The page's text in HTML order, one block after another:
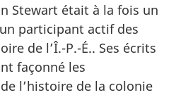
Stewart était à la fois un
participant actif des
de l’Î.-P.-É.. Ses écrits
façonné les
l’histoire de la colonie